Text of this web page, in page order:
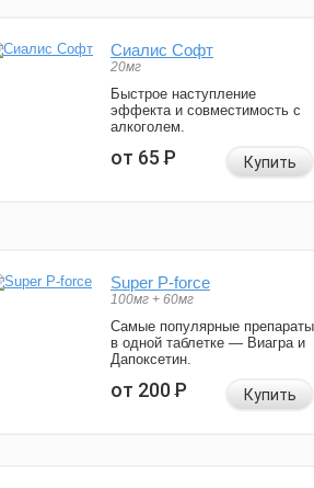
Сиалис Софт
20мг
Быстрое наступление
эффекта и совместимость с
алкоголем.
от 65Р Купить
Super P-force
100мг + 60мг
Самые популярные препараты
в одной таблетке — Виагра и
Дапоксетин.
от 200Р Купить